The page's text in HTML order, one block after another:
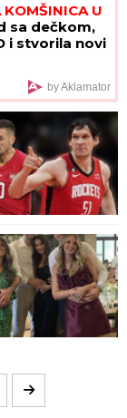
U
sa dečkom,
i stvorila novi
by Aklamator